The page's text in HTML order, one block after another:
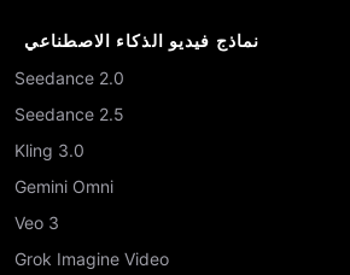
نماذج فيديو الذكاء الاصطناعي
Seedance 2.0
Seedance 2.5
Kling 3.0
Gemini Omni
Veo 3
Grok Imagine Video